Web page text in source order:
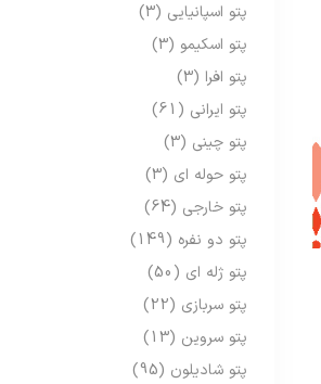
پتو اسپانیایی (3)
پتو اسکیمو (3)
پتو افرا (3)
پتو ایرانی (61)
پتو چینی (3)
پتو حوله ای (3)
پتو خارجی (64)
پتو دو نفره (149)
پتو ژله ای (50)
پتو سربازی (22)
پتو سروین (13)
پتو شادیلون (95)